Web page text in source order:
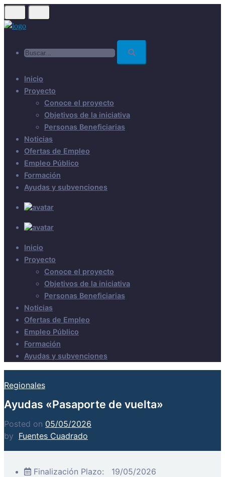
Skip
to
Inicio
Proyecto
Conoce el proyecto
Objetivos de la iniciativa
Personas Beneficiarias
Noticias
Ofertas de Empleo
Empleo Público
Formación
Ayudas y subvenciones
Inicio
Proyecto
Conoce el proyecto
Objetivos de la iniciativa
Personas Beneficiarias
Noticias
Ofertas de Empleo
Empleo Público
Formación
Ayudas y subvenciones
Regionales
Ayudas «Pasaporte de vuelta»
Posted on 05/05/2026
by Fuentes Cuadrado
Finalización Plazo:
19/05/2026